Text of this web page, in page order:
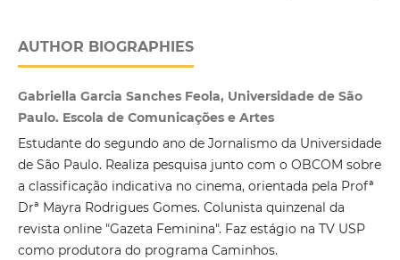
AUTHOR BIOGRAPHIES
Gabriella Garcia Sanches Feola, Universidade de São
Paulo. Escola de Comunicações e Artes
Estudante do segundo ano de Jornalismo da Universidade
de São Paulo. Realiza pesquisa junto com o OBCOM sobre
a classificação indicativa no cinema, orientada pela Profª
Drª Mayra Rodrigues Gomes. Colunista quinzenal da
revista online "Gazeta Feminina". Faz estágio na TV USP
como produtora do programa Caminhos.